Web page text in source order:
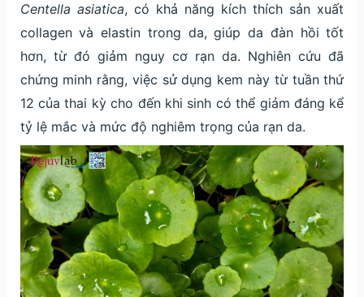
Centella asiatica, có khả năng kích thích sản xuất
collagen và elastin trong da, giúp da đàn hồi tốt
hơn, từ đó giảm nguy cơ rạn da. Nghiên cứu đã
chứng minh rằng, việc sử dụng kem này từ tuần thứ
12 của thai kỳ cho đến khi sinh có thể giảm đáng kể
tỷ lệ mắc và mức độ nghiêm trọng của rạn da.